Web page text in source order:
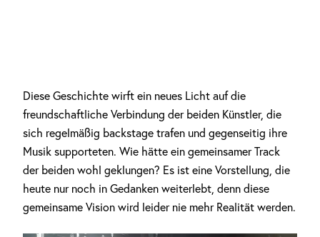
Diese Geschichte wirft ein neues Licht auf die
freundschaftliche Verbindung der beiden Künstler, die
sich regelmäßig backstage trafen und gegenseitig ihre
Musik supporteten. Wie hätte ein gemeinsamer Track
der beiden wohl geklungen? Es ist eine Vorstellung, die
heute nur noch in Gedanken weiterlebt, denn diese
gemeinsame Vision wird leider nie mehr Realität werden.